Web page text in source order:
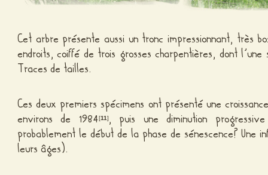
Cet arbre présente aussi un tronc impressionnant, très
endroits, coiffé de trois grosses charpentières, dont
Traces de tailles.
Ces deux premiers spécimens ont présenté une
environs de 1984[11], puis une diminution
probablement le début de la phase de sénescence? Une
leurs âges).